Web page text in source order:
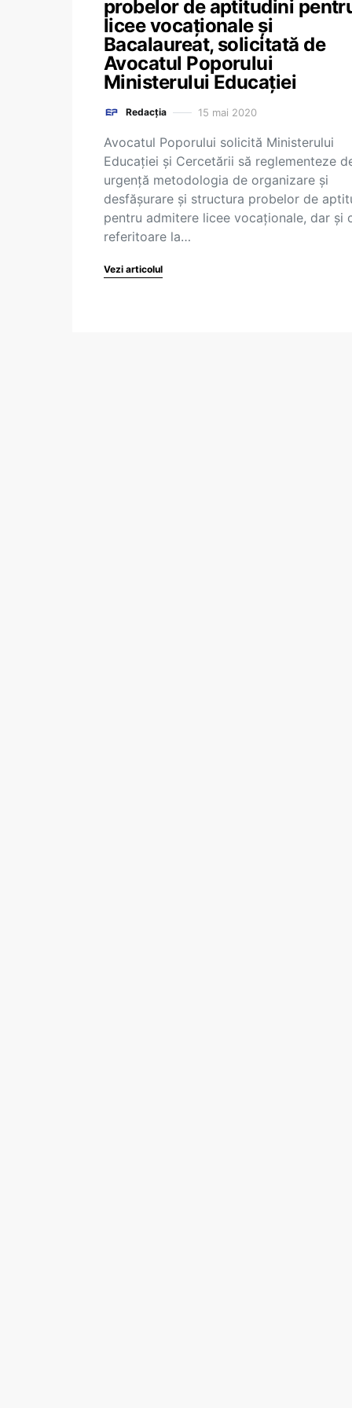
probelor de aptitudini
licee vocaționale și
Bacalaureat, solicitată de
Avocatul Poporului
Ministerului Educației
Redacția 15 mai 2020
Avocatul Poporului solicită Ministerului
Educației și Cercetării să reglementeze
urgență metodologia de organizare și
desfășurare și structura probelor de
pentru admitere licee vocaționale, dar și
referitoare la…
Vezi articolul